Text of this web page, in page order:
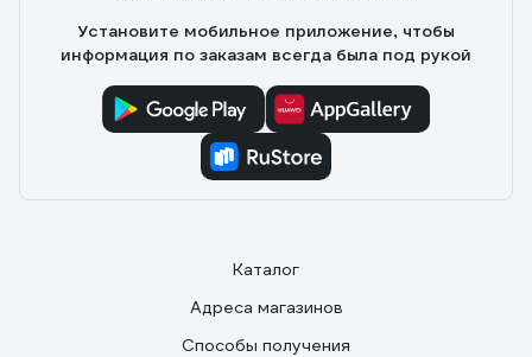
Установите мобильное приложение, чтобы
информация по заказам всегда была под рукой
Каталог
Адреса магазинов
Способы получения